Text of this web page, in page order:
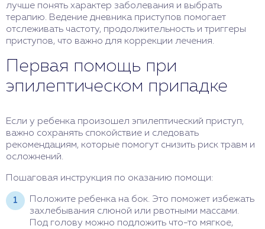
лучше понять характер заболевания и выбрать
терапию. Ведение дневника приступов помогает
отслеживать частоту, продолжительность и триггеры
приступов, что важно для коррекции лечения.
Первая помощь при
эпилептическом припадке
Если у ребенка произошел эпилептический приступ,
важно сохранять спокойствие и следовать
рекомендациям, которые помогут снизить риск травм и
осложнений.
Пошаговая инструкция по оказанию помощи:
Положите ребенка на бок. Это поможет избежать
захлебывания слюной или рвотными массами.
Под голову можно подложить что-то мягкое,